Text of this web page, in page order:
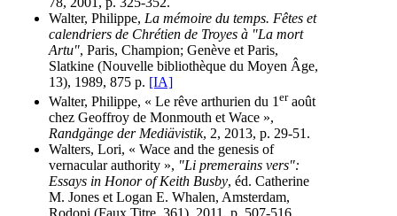
Walter, Philippe, La mémoire du temps. Fêtes et
calendriers de Chrétien de Troyes à "La mort
Artu", Paris, Champion; Genève et Paris,
Slatkine (Nouvelle bibliothèque du Moyen Âge,
13), 1989, 875 p. [IA]
Walter, Philippe, « Le rêve arthurien du 1 eraoût
chez Geoffroy de Monmouth et Wace »,
Randgänge der Mediävistik, 2, 2013, p. 29-51.
Walters, Lori, « Wace and the genesis of
vernacular authority », "Li premerains vers":
Essays in Honor of Keith Busby, éd. Catherine
M. Jones et Logan E. Whalen, Amsterdam,